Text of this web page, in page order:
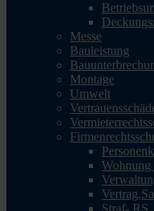
Messe
Bauleistung
Montage
Umwelt
Wohnung